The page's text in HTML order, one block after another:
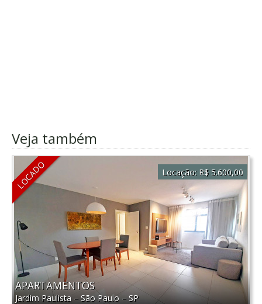
Veja também
LOCADO
APARTAMENTOS
Jardim Paulista– São Paulo –SP
Locação: R$ 5.600,00